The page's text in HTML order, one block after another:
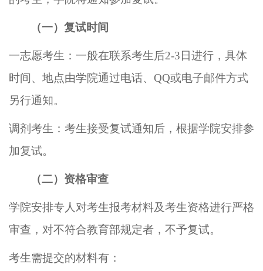
（一）复试时间
一志愿考生：一般在联系考生后2-3 日进行，具体
时间、地点由学院通过电话、 QQ或电子邮件方式
另行通知。
调剂考生：考生接受复试通知后，根据学院安排参
加复试。
（二） 资格审查
学院安排专人对考生报考材料及考生资格进行严格
审查，对不符合教育部规定者，不予复试。
考生需提交的材料有：